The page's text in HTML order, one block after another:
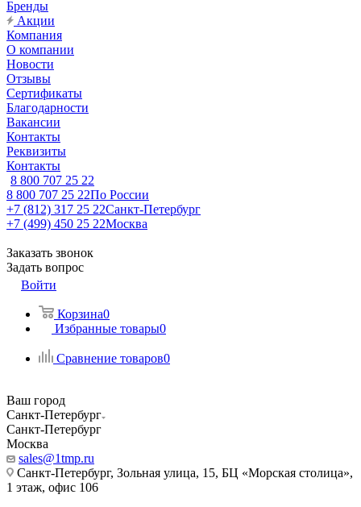
Бренды
Акции
Компания
О компании
Новости
Отзывы
Сертификаты
Благодарности
Вакансии
Контакты
Реквизиты
Контакты
8 800 707 25 22
8 800 707 25 22По России
+7 (812) 317 25 22Санкт-Петербург
+7 (499) 450 25 22Москва
Заказать звонок
Задать вопрос
Войти
Корзина0
Избранные товары0
Сравнение товаров0
Ваш город
Санкт-Петербург
Санкт-Петербург
Москва
sales@1tmp.ru
Санкт-Петербург, Зольная улица, 15, БЦ «Морская столица»,
1 этаж, офис 106